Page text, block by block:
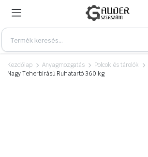
Kezdőlap Anyagmozgatás
Polcok és tárolók
Nagy Teherbírású Ruhatartó 360 kg